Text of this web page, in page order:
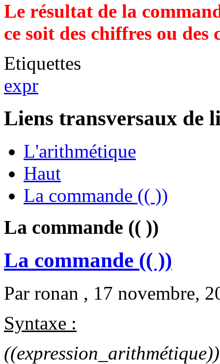
Le résultat de la
ce soit des chiffres ou des
Etiquettes
expr
Liens transversaux de
L'arithmétique
Haut
La commande (( ))
La commande (( ))
La commande (( ))
Par ronan , 17 novembre,
Syntaxe :
((expression_arithmétique))